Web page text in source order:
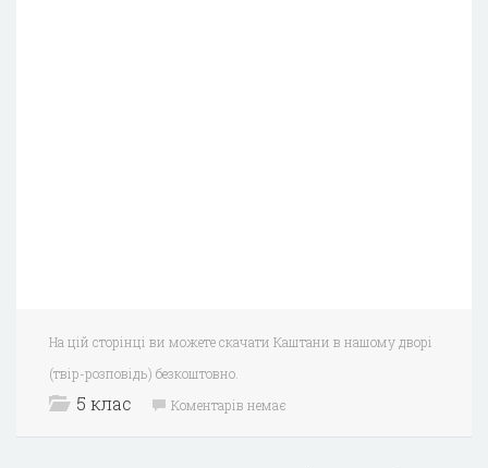
На цій сторінці ви можете скачати Каштани в нашому дворі
(твір-розповідь) безкоштовно.
5 клас Коментарів немає